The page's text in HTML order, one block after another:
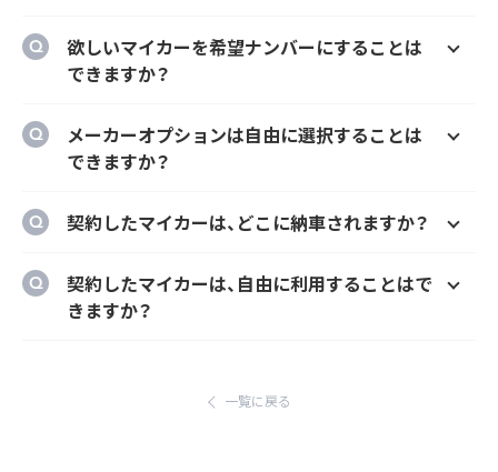
ー、契約期間、ボーナス払い等を自由に選択す
ることができます。
欲しいマイカーを希望ナンバーにすることは
できますか？
とができます。
メーカーオプションは自由に選択することは
できますか？
様にカーナビ、ドラレコ、ETC、フロアマット等
ます。
契約したマイカーは、どこに納車されますか？
とができます。
ただし、輸入車リース（新車）の場合、納車場所
契約したマイカーは、自由に利用することはで
きますか？
一覧に戻る